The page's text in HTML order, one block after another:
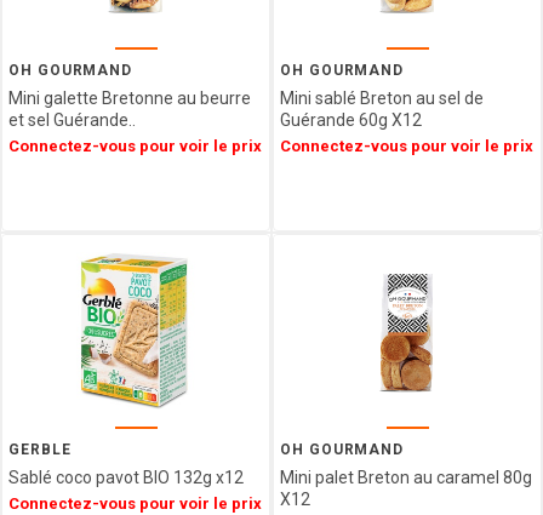
SAVONNERIE
DE BORMES
JEANTAINE
CHOCOLATE
AND LOVE
COMPAGNIE
D ANCONE
OH GOURMAND
Mini galette Bretonne au beurre
et sel Guérande..
Connectez-vous pour voir le prix
OH GOURMAND
Mini sablé Breton au sel de
Guérande 60g X12
Connectez-vous pour voir le prix
GERBLE
Sablé coco pavot BIO 132g x12
Connectez-vous pour voir le prix
OH GOURMAND
Mini palet Breton au caramel 80g
X12